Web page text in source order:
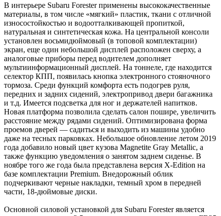
В интерьере Subaru Forester применены высококачественные
материалы, в том числе «мягкий» пластик, ткани с отличной
износостойкостью и водоотталкивающей пропиткой,
натуральная и синтетическая кожа. На центральной консоли
установлен восьмидюймовый (в топовой комплектации)
экран, еще один небольшой дисплей расположен сверху, а
аналоговые приборы перед водителем дополняет
мультиинформационный дисплей. На тоннеле, где находится
селектор КПП, появилась кнопка электронного стояночного
тормоза. Среди функций комфорта есть подогрев руля,
передних и задних сидений, электропривод двери багажника
и т.д. Имеется подсветка для ног и держателей напитков.
Новая платформа позволила сделать салон пошире, увеличить
расстояние между рядами сидений. Оптимизирована форма
проемов дверей — садиться и выходить из машины удобно
даже на тесных парковках. Небольшое обновление летом 2019
года добавило новый цвет кузова Magnetite Gray Metallic, а
также функцию уведомления о занятом заднем сиденье. В
ноябре того же года была представлена версия X-Edition на
базе комплектации Premium. Внедорожный облик
подчеркивают черные накладки, темный хром в передней
части, 18-дюймовые диски.
Основной силовой установкой для Subaru Forester является